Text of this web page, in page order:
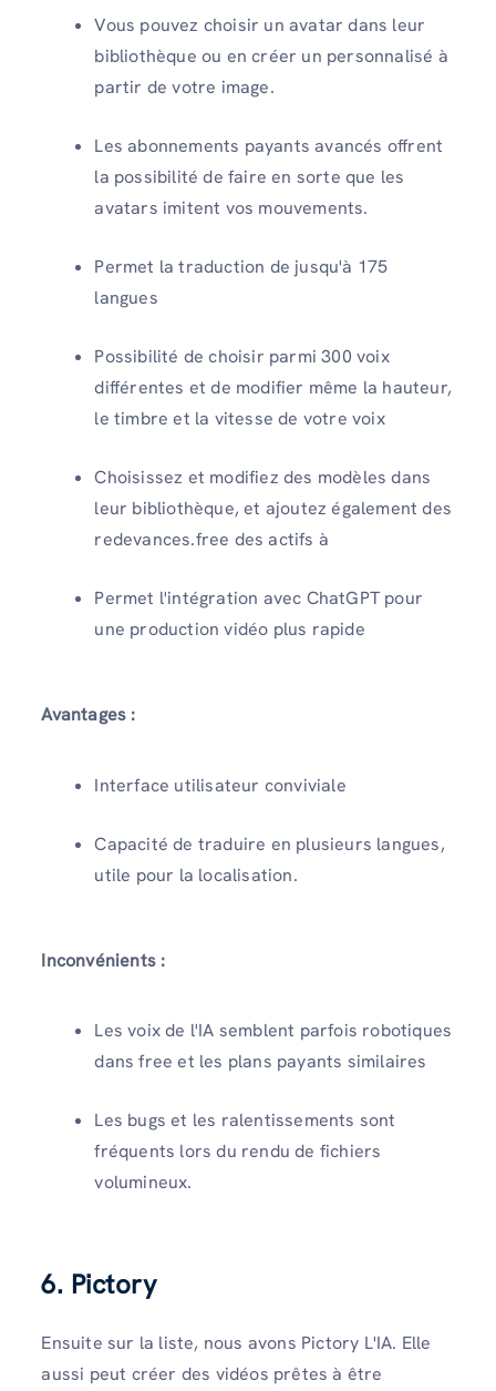
Vous pouvez choisir un avatar dans leur
bibliothèque ou en créer un personnalisé à
partir de votre image.
Les abonnements payants avancés offrent
la possibilité de faire en sorte que les
avatars imitent vos mouvements.
Permet la traduction de jusqu'à 175
langues
Possibilité de choisir parmi 300 voix
différentes et de modifier même la hauteur,
le timbre et la vitesse de votre voix
Choisissez et modifiez des modèles dans
leur bibliothèque, et ajoutez également des
redevances.free des actifs à
Permet l'intégration avec ChatGPT pour
une production vidéo plus rapide
Avantages :
Interface utilisateur conviviale
Capacité de traduire en plusieurs langues,
utile pour la localisation.
Inconvénients :
Les voix de l'IA semblent parfois robotiques
dans free et les plans payants similaires
Les bugs et les ralentissements sont
fréquents lors du rendu de fichiers
volumineux.
6. Pictory
Ensuite sur la liste, nous avons Pictory L'IA. Elle
aussi peut créer des vidéos prêtes à être